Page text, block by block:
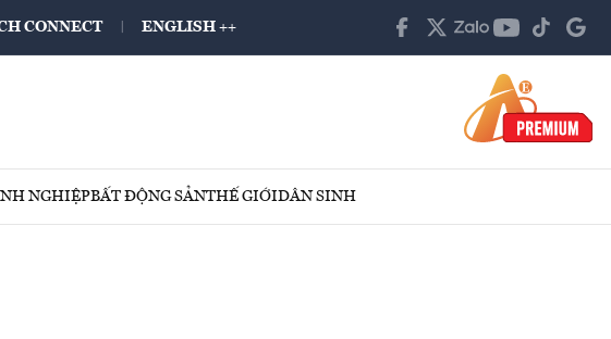
CONNECT ENGLISH ++
NGHIỆPBẤT ĐỘNG SẢNTHẾ GIỚIDÂN SINH